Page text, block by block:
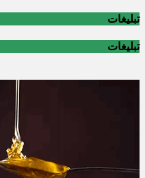
تبلیغات
تبلیغات